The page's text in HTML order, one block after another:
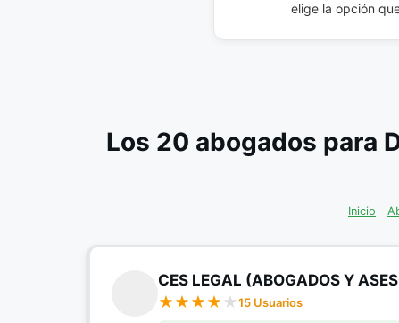
elige la opción
Los 20 abogados para
Inicio
CES LEGAL (ABOGADOS Y
15 Usuarios